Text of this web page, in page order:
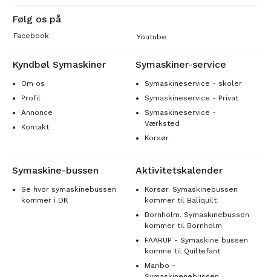
Følg os på
Facebook Youtube
Kyndbøl Symaskiner
Om os
Profil
Annonce
Kontakt
Symaskiner-service
Symaskineservice - skoler
Symaskineservice - Privat
Symaskineservice -
Værksted
Korsør
Symaskine-bussen
Se hvor symaskinebussen
kommer i DK
Aktivitetskalender
Korsør. Symaskinebussen
kommer til Baliquilt
Bornholm. Symaskinebussen
kommer til Bornholm
FAARUP - Symaskine bussen
komme til Quiltefant
Maribo -